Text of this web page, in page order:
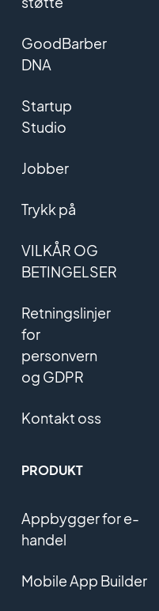
GoodBarber
DNA
Startup
Studio
Jobber
Trykk på
VILKÅR OG
BETINGELSER
Retningslinjer
for
personvern
og GDPR
Kontakt oss
PRODUKT
Appbygger for e-
handel
Mobile App Builder